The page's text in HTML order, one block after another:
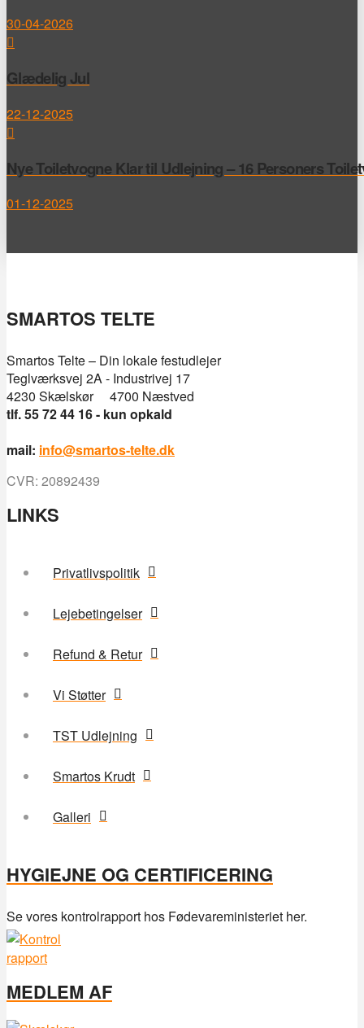
30-04-2026
Glædelig Jul
22-12-2025
Nye Toiletvogne Klar til Udlejning – 16 Personers
01-12-2025
SMARTOS TELTE
Smartos Telte – Din lokale festudlejer
Teglværksvej 2A - Industrivej 17
4230 Skælskør 4700 Næstved
tlf. 55 72 44 16 - kun opkald
mail: info@smartos-telte.dk
CVR: 20892439
LINKS
Privatlivspolitik
Lejebetingelser
Refund & Retur
Vi Støtter
TST Udlejning
Smartos Krudt
Galleri
HYGIEJNE OG CERTIFICERING
Se vores kontrolrapport hos Fødevareministeriet her.
MEDLEM AF